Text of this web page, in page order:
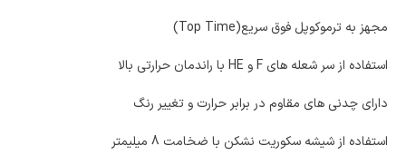
مجهز به ترموکوپل فوق سریع(Top Time)
استفاده از سر شعله های F و HE با راندمان حرارتی بالا
دارای چدنی های مقاوم در برابر حرارت و تغییر رنگ
استفاده از شیشه سکوریت نشکن با ضخامت 8 میلیمتر